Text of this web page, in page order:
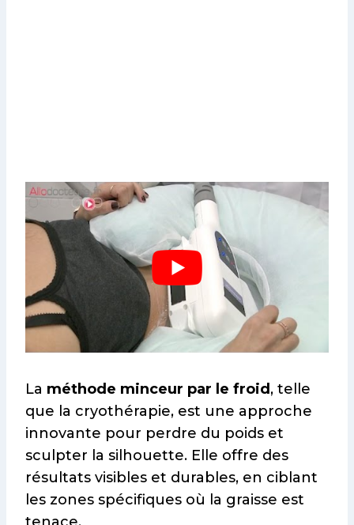
La méthode minceur par le froid, telle
que la cryothérapie, est une approche
innovante pour perdre du poids et
sculpter la silhouette. Elle offre des
résultats visibles et durables, en ciblant
les zones spécifiques où la graisse est
tenace.